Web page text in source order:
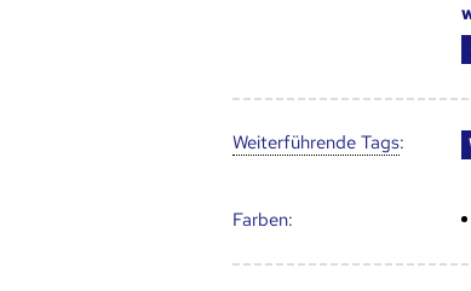
Weiter­führende Tags:
Farben: